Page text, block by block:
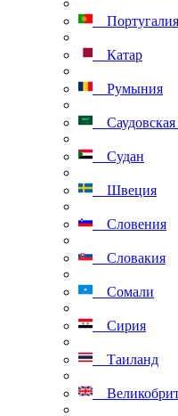
Португалия
Катар
Румыния
Судан
Швеция
Словения
Словакия
Сомали
Сирия
Таиланд